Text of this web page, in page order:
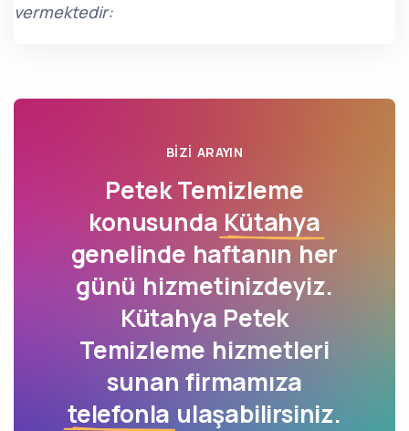
vermektedir:
BIZI ARAYIN
Petek Temizleme
konusunda Kütahya
genelinde haftanın her
günü hizmetinizdeyiz.
Kütahya Petek
Temizleme hizmetleri
sunan firmamıza
telefonla ulaşabilirsiniz.